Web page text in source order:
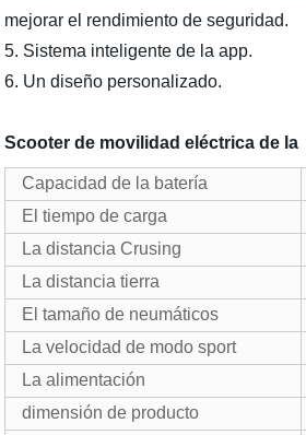
mejorar el rendimiento de seguridad.
5. Sistema inteligente de la app.
6. Un diseño personalizado.
Scooter de movilidad eléctrica de la
Capacidad de la batería
El tiempo de carga
La distancia Crusing
La distancia tierra
El tamaño de neumáticos
La velocidad de modo sport
La alimentación
dimensión de producto